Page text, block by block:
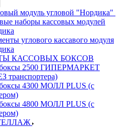
модуль угловой "Нордика"
наборы кассовых модулей
углового кассавого модуля
КАССОВЫХ БОКСОВ
боксы 2500 ГИПЕРМАРКЕТ
транспортера)
4300 МОЛЛ PLUS (с
4800 МОЛЛ PLUS (с